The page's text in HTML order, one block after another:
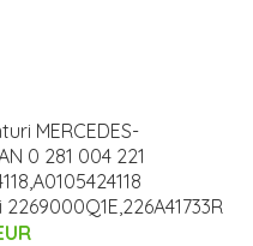
MERCEDES-
0 281 004 221